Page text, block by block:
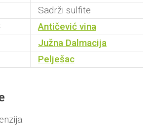
Sadrži sulfite
Antičević vina
Južna Dalmacija
Pelješac